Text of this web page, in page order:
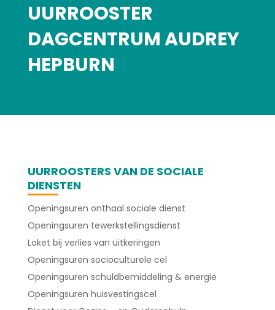
UURROOSTER
DAGCENTRUM AUDREY
HEPBURN
UURROOSTERS VAN DE SOCIALE
DIENSTEN
Openingsuren onthaal sociale dienst
Openingsuren tewerkstellingsdienst
Loket bij verlies van uitkeringen
Openingsuren socioculturele cel
Openingsuren schuldbemiddeling & energie
Openingsuren huisvestingscel